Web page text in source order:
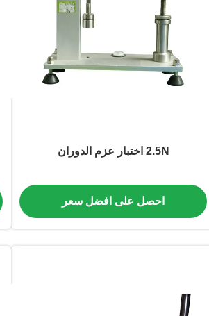
2.5N اختبار عزم الدوران
احصل على افضل سعر